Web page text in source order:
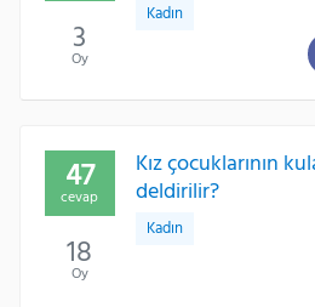
Kadın
3
Oy
Kız çocuklarının
deldirilir?
Kadın
47
cevap
18
Oy